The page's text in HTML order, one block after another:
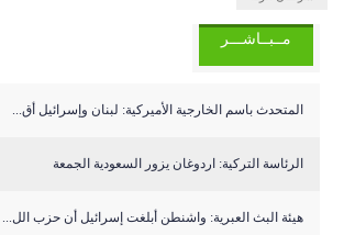
مــبــاشـــر
المتحدث باسم الخارجية الأميركية: لبنان وإسرائيل أق...
الرئاسة التركية: اردوغان يزور السعودية الجمعة
هيئة البث العبرية: واشنطن أبلغت إسرائيل أن حزب الل...